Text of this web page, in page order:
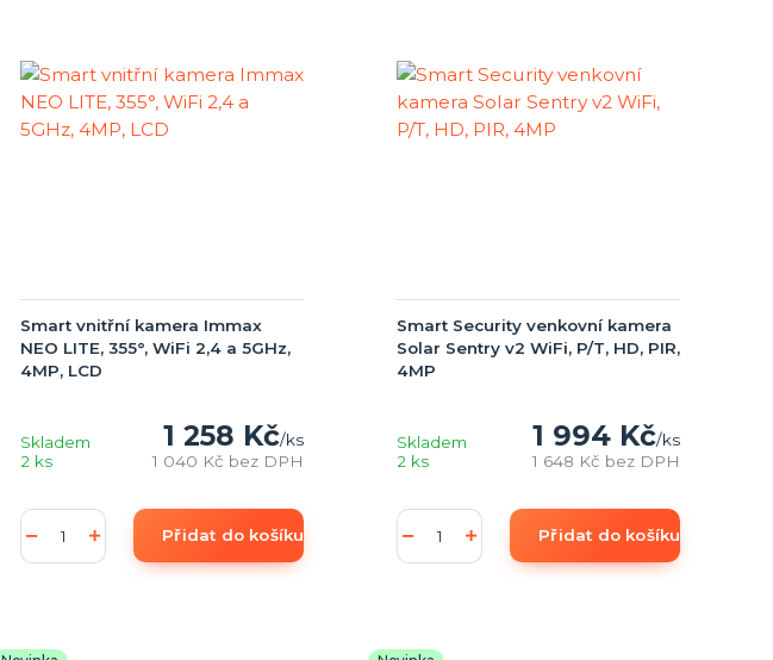
Smart vnitřní kamera Immax
NEO LITE, 355°, WiFi 2,4 a 5GHz,
4MP, LCD
1 258 Kč/ks
1 040 Kč bez DPH
Skladem
2 ks
Přidat do košíku
Smart Security venkovní kamera
Solar Sentry v2 WiFi, P/T, HD, PIR,
4MP
1 994 Kč/ks
1 648 Kč bez DPH
Skladem
2 ks
Přidat do košíku